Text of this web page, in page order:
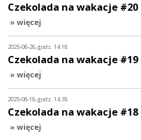
Czekolada na wakacje #20
» więcej
2025-08-26, godz. 14:18
Czekolada na wakacje #19
» więcej
2025-08-18, godz. 14:35
Czekolada na wakacje #18
» więcej